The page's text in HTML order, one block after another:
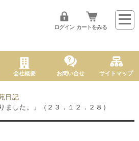
ログイン カートをみる
会社概要 お問い合せ サイトマップ
日記
ました。」（２３．１２．２８）